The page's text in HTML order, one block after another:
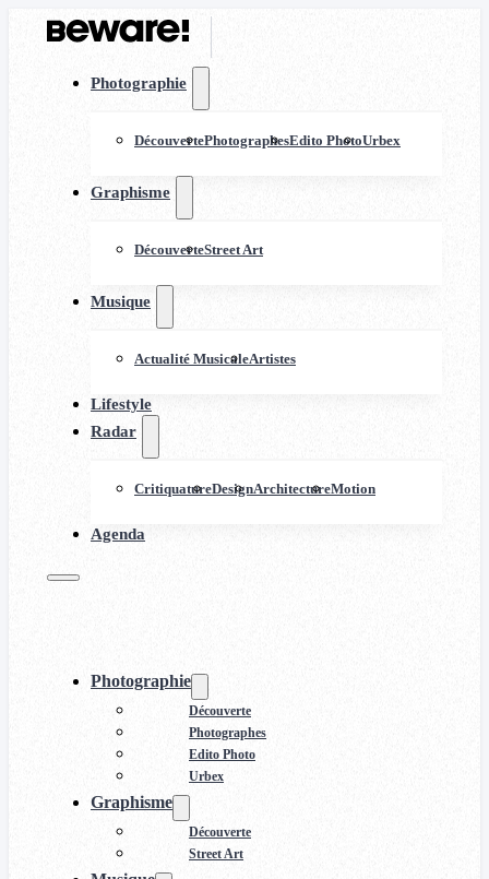
Photographie
DécouvertePhotographesEdito PhotoUrbex
Graphisme
DécouverteStreet Art
Musique
Actualité MusicaleArtistes
Lifestyle
Radar
CritiquatureDesignArchitectureMotion
Agenda
Photographie
Découverte
Photographes
Edito Photo
Urbex
Graphisme
Découverte
Street Art